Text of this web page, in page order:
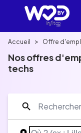
Accueil > Offre
Nos offres
techs
Discover a